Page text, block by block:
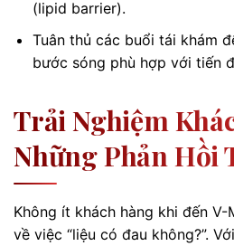
(lipid barrier).
Tuân thủ các buổi tái khám
bước sóng phù hợp với tiến
Trải Nghiệm
Những Phản Hồi
Không ít khách hàng khi đến
về việc “liệu có đau không?”.